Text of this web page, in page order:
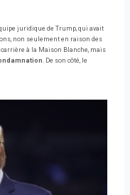
juridique de Trump, qui avait
non seulement en raison des
à la Maison Blanche, mais
. De son côté, le